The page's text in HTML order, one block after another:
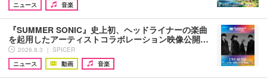
ニュース
音楽
『SUMMER SONIC』史上初、ヘッドライナーの楽曲
を起用したアーティストコラボレーション映像公開…
2026.8.3 ｜ SPICER
ニュース
動画 音楽